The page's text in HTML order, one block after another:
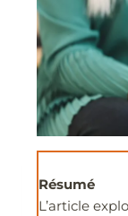
Résumé
L’article